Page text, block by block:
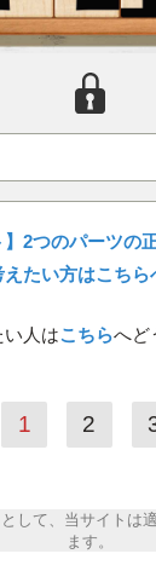
】2つのパーツの
たい方はこちら
人はこちらへど
1 2
して、当サイトは
ます。